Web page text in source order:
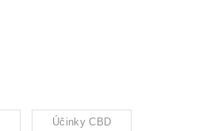
Účinky CBD